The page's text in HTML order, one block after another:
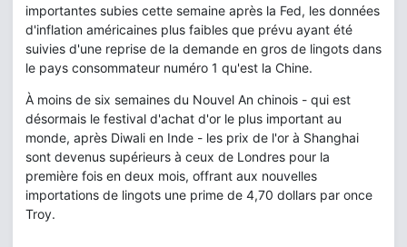
importantes subies cette semaine après la Fed, les données
d'inflation américaines plus faibles que prévu ayant été
suivies d'une reprise de la demande en gros de lingots dans
le pays consommateur numéro 1 qu'est la Chine.
À moins de six semaines du Nouvel An chinois - qui est
désormais le festival d'achat d'or le plus important au
monde, après Diwali en Inde - les prix de l'or à Shanghai
sont devenus supérieurs à ceux de Londres pour la
première fois en deux mois, offrant aux nouvelles
importations de lingots une prime de 4,70 dollars par once
Troy.